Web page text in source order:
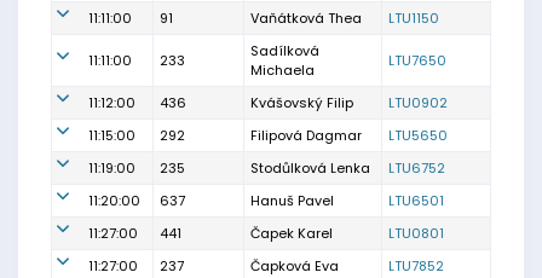
11:11:00 91 Vaňátková Thea LTU1150
11:11:00 233
Sadílková
Michaela
LTU7650
11:12:00 436 Kvášovský Filip
LTU0902
11:15:00
292 Filipová Dagmar
LTU5650
11:19:00
235 Stodůlková Lenka
LTU6752
11:20:00
637 Hanuš Pavel
LTU6501
11:27:00
441 Čapek Karel
LTU0801
11:27:00
237 Čapková Eva
LTU7852